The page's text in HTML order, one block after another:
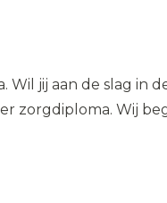
jij aan de slag in
zorgdiploma. Wij